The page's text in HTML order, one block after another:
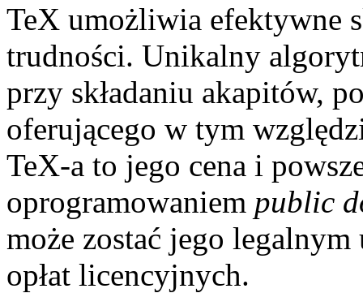
TeX umożliwia efektywne
trudności. Unikalny
przy składaniu akapitów,
oferującego w tym
TeX-a to jego cena i
oprogramowaniem public
może zostać jego
opłat licencyjnych.